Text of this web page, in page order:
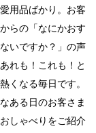
用品ばかり。お客
らの「なにかおす
いですか？」の声
れも！これも！と
くなる毎日です。
ある日のお客さま
しゃべりをご紹介